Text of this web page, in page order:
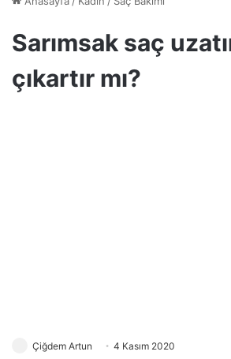
Sarımsak saç
çıkartır mı?
Çiğdem Artun 4 Kasım 2020